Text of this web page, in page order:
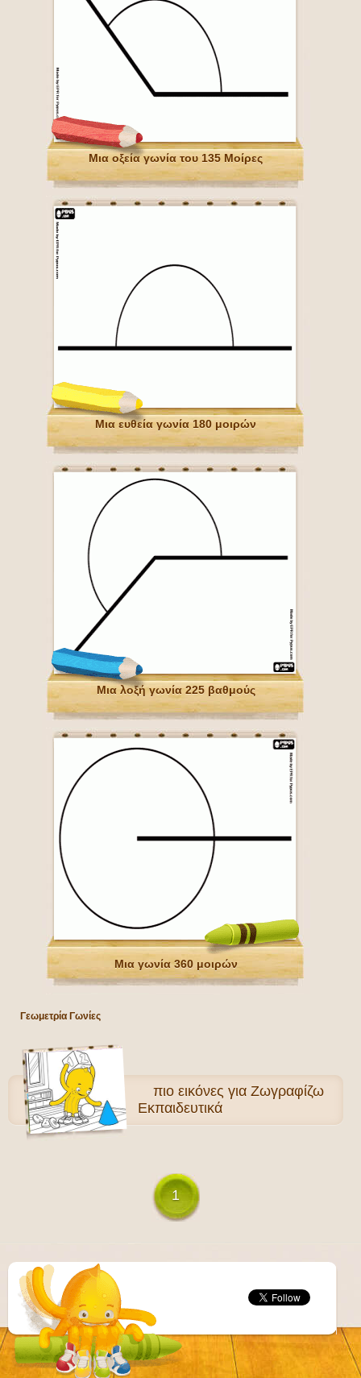
Μια οξεία γωνία του 135 Μοίρες
Μια ευθεία γωνία 180 μοιρών
Μια λοξή γωνία 225 βαθμούς
Μια γωνία 360 μοιρών
Γεωμετρία Γωνίες
πιο εικόνες για Ζωγραφίζω
Εκπαιδευτικά
1